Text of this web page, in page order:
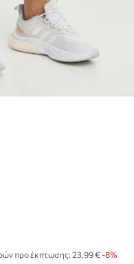
προ έκπτωσης: 23,99 € -8%